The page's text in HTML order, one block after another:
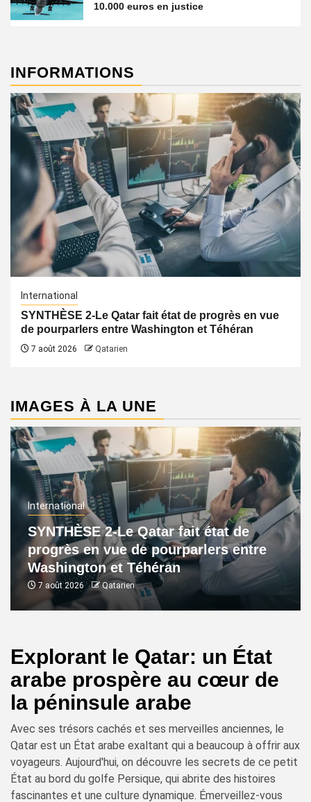
10.000 euros en justice
INFORMATIONS
International
SYNTHÈSE 2-Le Qatar fait état de progrès en vue
de pourparlers entre Washington et Téhéran
7 août 2026 Qatarien
IMAGES À LA UNE
International
SYNTHÈSE 2-Le Qatar fait état de
progrès en vue de pourparlers entre
Washington et Téhéran
7 août 2026 Qatarien
Explorant le Qatar: un État
arabe prospère au cœur de
la péninsule arabe
Avec ses trésors cachés et ses merveilles anciennes, le
Qatar est un État arabe exaltant qui a beaucoup à offrir aux
voyageurs. Aujourd'hui, on découvre les secrets de ce petit
État au bord du golfe Persique, qui abrite des histoires
fascinantes et une culture dynamique. Émerveillez-vous